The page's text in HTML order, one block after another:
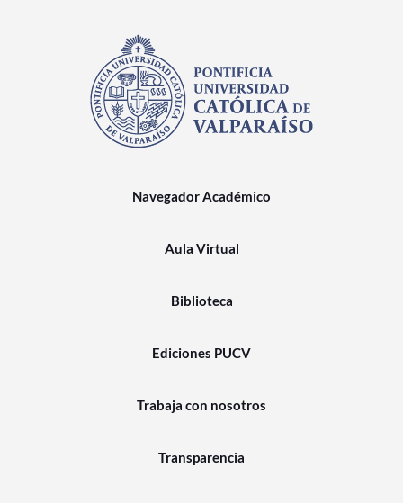
Navegador Académico
Aula Virtual
Biblioteca
Ediciones PUCV
Trabaja con nosotros
Transparencia